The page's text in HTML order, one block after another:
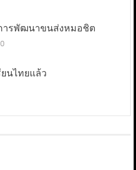
ารพัฒนาขนส่งหมอชิต
0
นไทยแล้ว